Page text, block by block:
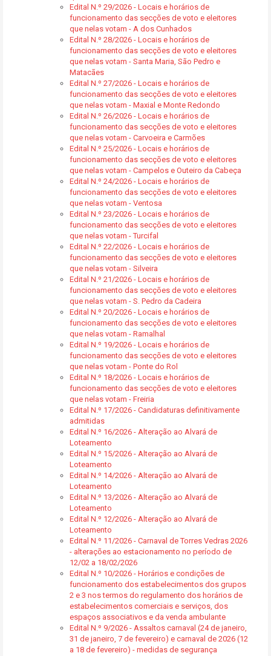
Edital N.º 29/2026 - Locais e horários de
funcionamento das secções de voto e eleitores
que nelas votam - A dos Cunhados
Edital N.º 28/2026 - Locais e horários de
funcionamento das secções de voto e eleitores
que nelas votam - Santa Maria, São Pedro e
Matacães
Edital N.º 27/2026 - Locais e horários de
funcionamento das secções de voto e eleitores
que nelas votam - Maxial e Monte Redondo
Edital N.º 26/2026 - Locais e horários de
funcionamento das secções de voto e eleitores
que nelas votam - Carvoeira e Carmões
Edital N.º 25/2026 - Locais e horários de
funcionamento das secções de voto e eleitores
que nelas votam - Campelos e Outeiro da Cabeça
Edital N.º 24/2026 - Locais e horários de
funcionamento das secções de voto e eleitores
que nelas votam - Ventosa
Edital N.º 23/2026 - Locais e horários de
funcionamento das secções de voto e eleitores
que nelas votam - Turcifal
Edital N.º 22/2026 - Locais e horários de
funcionamento das secções de voto e eleitores
que nelas votam - Silveira
Edital N.º 21/2026 - Locais e horários de
funcionamento das secções de voto e eleitores
que nelas votam - S. Pedro da Cadeira
Edital N.º 20/2026 - Locais e horários de
funcionamento das secções de voto e eleitores
que nelas votam - Ramalhal
Edital N.º 19/2026 - Locais e horários de
funcionamento das secções de voto e eleitores
que nelas votam - Ponte do Rol
Edital N.º 18/2026 - Locais e horários de
funcionamento das secções de voto e eleitores
que nelas votam - Freiria
Edital N.º 17/2026 - Candidaturas definitivamente
admitidas
Edital N.º 16/2026 - Alteração ao Alvará de
Loteamento
Edital N.º 15/2026 - Alteração ao Alvará de
Loteamento
Edital N.º 14/2026 - Alteração ao Alvará de
Loteamento
Edital N.º 13/2026 - Alteração ao Alvará de
Loteamento
Edital N.º 12/2026 - Alteração ao Alvará de
Loteamento
Edital N.º 11/2026 - Carnaval de Torres Vedras 2026
- alterações ao estacionamento no período de
12/02 a 18/02/2026
Edital N.º 10/2026 - Horários e condições de
funcionamento dos estabelecimentos dos grupos
2 e 3 nos termos do regulamento dos horários de
estabelecimentos comerciais e serviços, dos
espaços associativos e da venda ambulante
Edital N.º 9/2026 - Assaltos carnaval (24 de janeiro,
31 de janeiro, 7 de fevereiro) e carnaval de 2026 (12
a 18 de fevereiro) - medidas de segurança